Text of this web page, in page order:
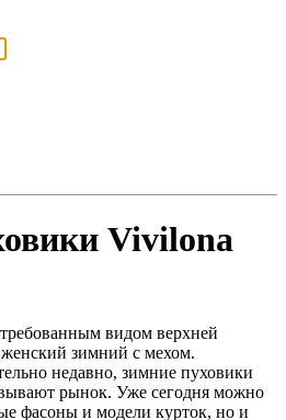
Vivilona
видом верхней
зимний с мехом.
недавно, зимние пуховики
рынок. Уже сегодня можно
фасоны и модели курток, но и